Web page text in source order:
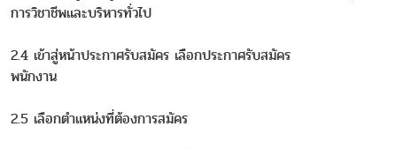
การวิชาชีพและบริหารทั่วไป
2.4 เข้าสู่หน้าประกาศรับสมัคร เลือกประกาศรับสมัคร
พนักงาน
2.5 เลือกตำแหน่งที่ต้องการสมัคร